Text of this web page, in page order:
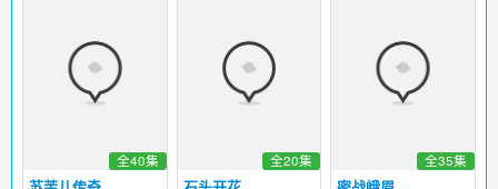
全40集 全20集 全35集